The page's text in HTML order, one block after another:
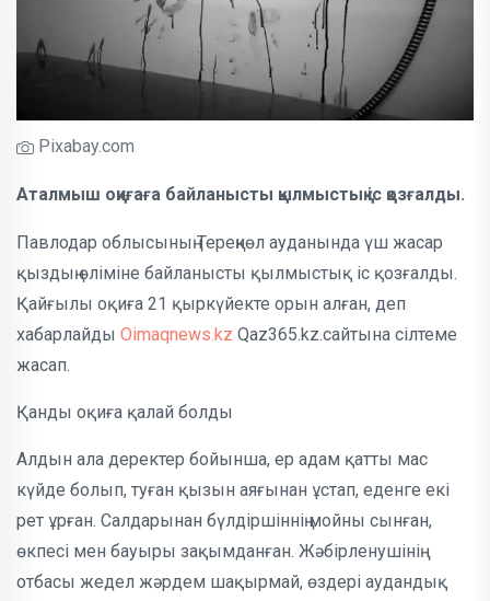
Pixabay.com
Аталмыш оқиғаға байланысты қылмыстық іс қозғалды.
Павлодар облысының Тереңкөл ауданында үш жасар
қыздың өліміне байланысты қылмыстық іс қозғалды.
Қайғылы оқиға 21 қыркүйекте орын алған, деп
хабарлайды Oimaqnews.kz Qaz365.kz.сайтына сілтеме
жасап.
Қанды оқиға қалай болды
Алдын ала деректер бойынша, ер адам қатты мас
күйде болып, туған қызын аяғынан ұстап, еденге екі
рет ұрған. Салдарынан бүлдіршіннің мойны сынған,
өкпесі мен бауыры зақымданған. Жәбірленушінің
отбасы жедел жәрдем шақырмай, өздері аудандық